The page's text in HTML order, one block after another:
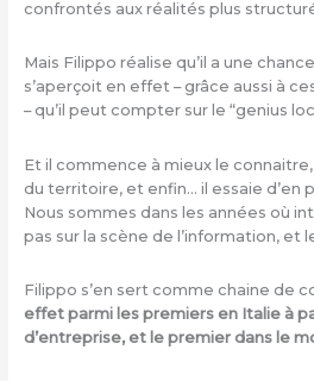
confrontés aux réalités plus
Mais Filippo réalise qu’il a une
s’aperçoit en effet – grâce aussi à
– qu’il peut compter sur le “genius
Et il commence à mieux le
du territoire, et enfin… il essaie d’en
Nous sommes dans les années où
pas sur la scène de l’information, et
Filippo s’en sert comme chaine de
effet parmi les premiers en Italie à
d’entreprise, et le premier dans le